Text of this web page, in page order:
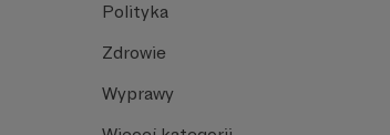
Polityka
Zdrowie
Wyprawy